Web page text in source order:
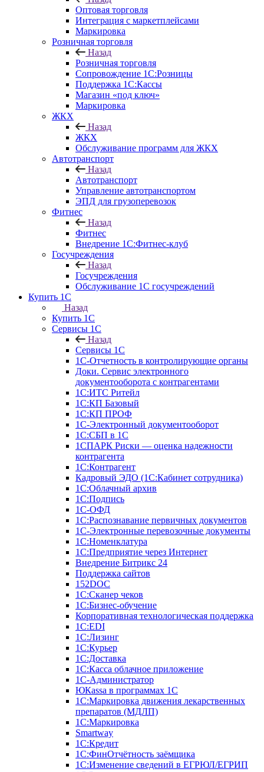
Оптовая торговля
Интеграция с маркетплейсами
Маркировка
Розничная торговля
Назад
Розничная торговля
Сопровождение 1С:Розницы
Поддержка 1С:Кассы
Магазин «под ключ»
Маркировка
ЖКХ
Назад
ЖКХ
Обслуживание программ для ЖКХ
Автотранспорт
Назад
Автотранспорт
Управление автотранспортом
ЭПД для грузоперевозок
Фитнес
Назад
Фитнес
Внедрение 1С:Фитнес-клуб
Госучреждения
Назад
Госучреждения
Обслуживание 1С госучреждений
Купить 1С
Назад
Купить 1С
Сервисы 1С
Назад
Сервисы 1С
1С-Отчетность в контролирующие органы
Доки. Сервис электронного
документооборота с контрагентами
1С:ИТС Ритейл
1С:КП Базовый
1С:КП ПРОФ
1С-Электронный документооборот
1С:СБП в 1С
1СПАРК Риски — оценка надежности
контрагента
1С:Контрагент
Кадровый ЭДО (1С:Кабинет сотрудника)
1С:Облачный архив
1С:Подпись
1С-ОФД
1С:Распознавание первичных документов
1С-Электронные перевозочные документы
1С:Номенклатура
1С:Предприятие через Интернет
Внедрение Битрикс 24
Поддержка сайтов
152DOC
1С:Сканер чеков
1С:Бизнес-обучение
Корпоративная технологическая поддержка
1С:ЕDI
1С:Лизинг
1С:Курьер
1С:Доставка
1С:Касса облачное приложение
1С-Администратор
ЮКаssа в программах 1С
1С:Маркировка движения лекарственных
препаратов (МДЛП)
1С:Маркировка
Smartway
1С:Кредит
1С:ФинОтчётность заёмщика
1С:Изменение сведений в ЕГРЮЛ/ЕГРИП